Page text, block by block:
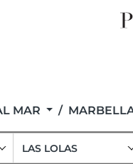
MAR
LAS LOLAS